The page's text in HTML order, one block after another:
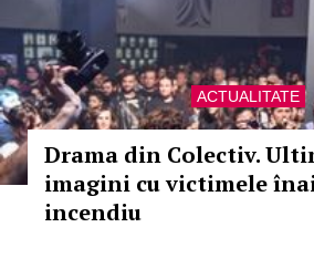
ACTUALITATE
Drama din Colectiv.
imagini cu victimele
incendiu